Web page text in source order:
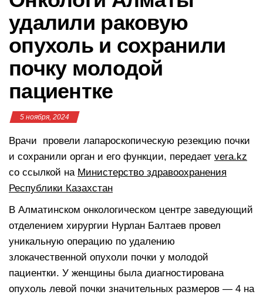
удалили раковую
опухоль и сохранили
почку молодой
пациентке
5 ноября, 2024
Врачи провели лапароскопическую резекцию почки
и сохранили орган и его функции, передает vera.kz
со ссылкой на Министерство здравоохранения
Республики Казахстан
В Алматинском онкологическом центре заведующий
отделением хирургии Нурлан Балтаев провел
уникальную операцию по удалению
злокачественной опухоли почки у молодой
пациентки. У женщины была диагностирована
опухоль левой почки значительных размеров — 4 на